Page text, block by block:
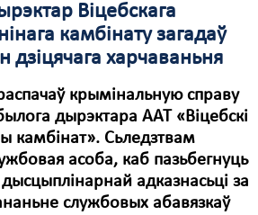
Віцебскага
камбінату загадаў
дзіцячага харчаваньня
крымінальную справу
дырэктара ААТ «Віцебскі
камбінат». Сьледзтвам
асоба, каб пазьбегнуць
адказнасьці за
службовых абавязкаў